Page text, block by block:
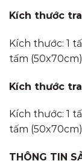
Kích thước
Kích thước: 1
tấm
Kích thước
Kích thước: 1
tấm
THÔNG TIN